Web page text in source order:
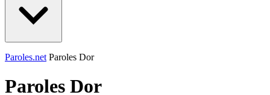
Paroles.net Paroles Dor
Paroles Dor